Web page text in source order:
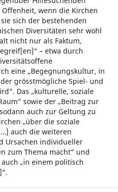
wenn die Kirchen
sich der bestehenden
Diversitäten sehr wohl
nicht nur als Faktum,
– etwa durch
eine „Begegnungskultur, in
grösstmögliche Spiel- und
Das „kulturelle, soziale
sowie der „Beitrag zur
auch zur Geltung zu
„über die soziale
auch die weiteren
Ursachen individueller
zum Thema macht“ und
„in einem politisch